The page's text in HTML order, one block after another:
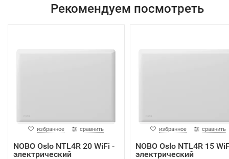
Рекомендуем посмотреть
избранное сравнить
NOBO Oslo NTL4R 20 WiFi -
электрический
избранное сравнить
NOBO Oslo NTL4R 15
электрический